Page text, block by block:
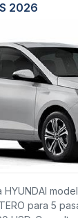
2026
HYUNDAI
para 5